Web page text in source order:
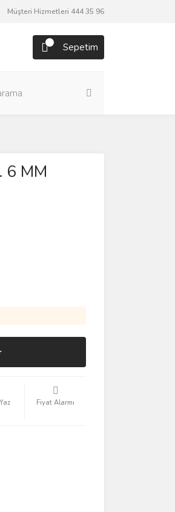
Müşteri Hizmetleri 444 35 96
Sepetim
6 MM
Fiyat Alarmı